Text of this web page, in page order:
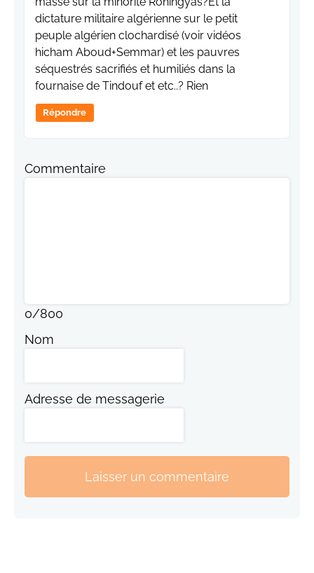
dictature militaire algérienne sur le petit
peuple algérien clochardisé (voir vidéos
hicham Aboud+Semmar) et les pauvres
séquestrés sacrifiés et humiliés dans la
fournaise de Tindouf et etc..? Rien
Répondre
Commentaire
0/800
Nom
Adresse de messagerie
Laisser un commentaire